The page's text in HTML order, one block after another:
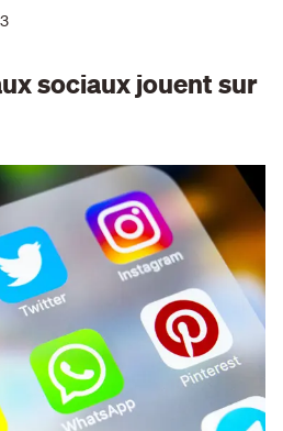
sociaux jouent sur